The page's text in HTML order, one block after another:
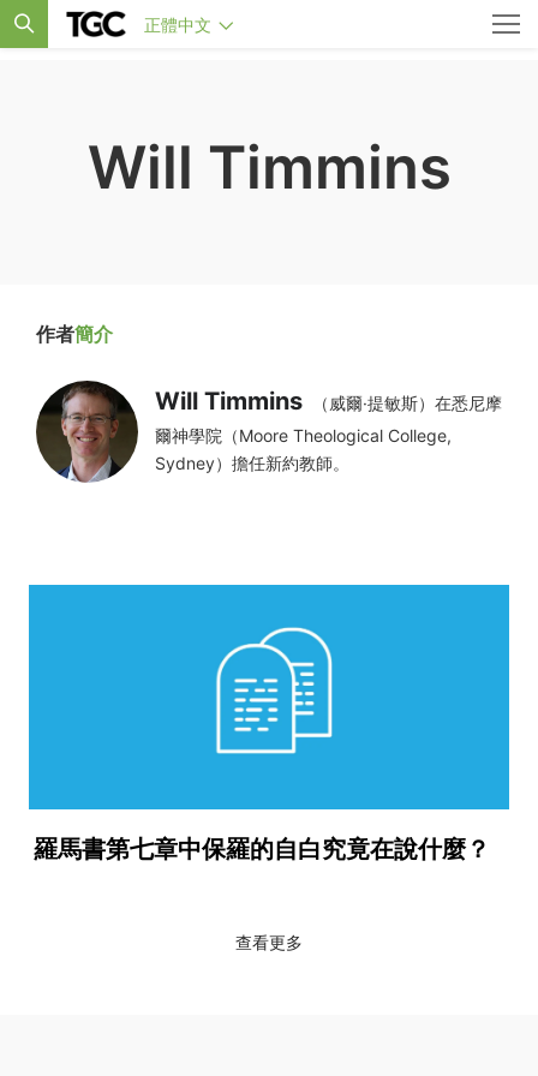
正體中文
Will Timmins
作者簡介
Will Timmins
（威爾·提敏斯）在悉尼摩
爾神學院（Moore Theological College,
Sydney）擔任新約教師。
羅馬書第七章中保羅的自白究竟在說什麼？
查看更多